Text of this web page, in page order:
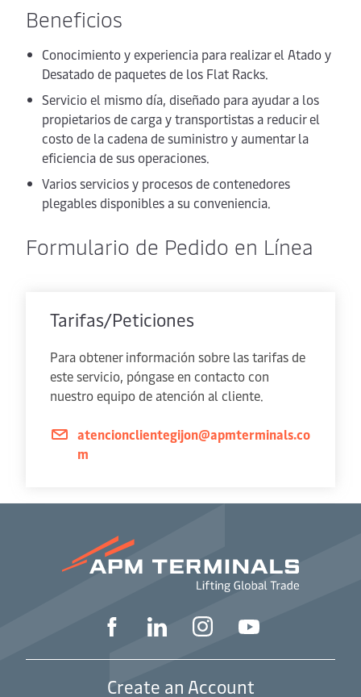
Beneficios
Conocimiento y experiencia para realizar el Atado y
Desatado de paquetes de los Flat Racks.
Servicio el mismo día, diseñado para ayudar a los
propietarios de carga y transportistas a reducir el
costo de la cadena de suministro y aumentar la
eficiencia de sus operaciones.
Varios servicios y procesos de contenedores
plegables disponibles a su conveniencia.
Formulario de Pedido en Línea
Tarifas/Peticiones
Para obtener información sobre las tarifas de
este servicio, póngase en contacto con
nuestro equipo de atención al cliente.
atencionclientegijon@apmterminals.co
m
Create an Account